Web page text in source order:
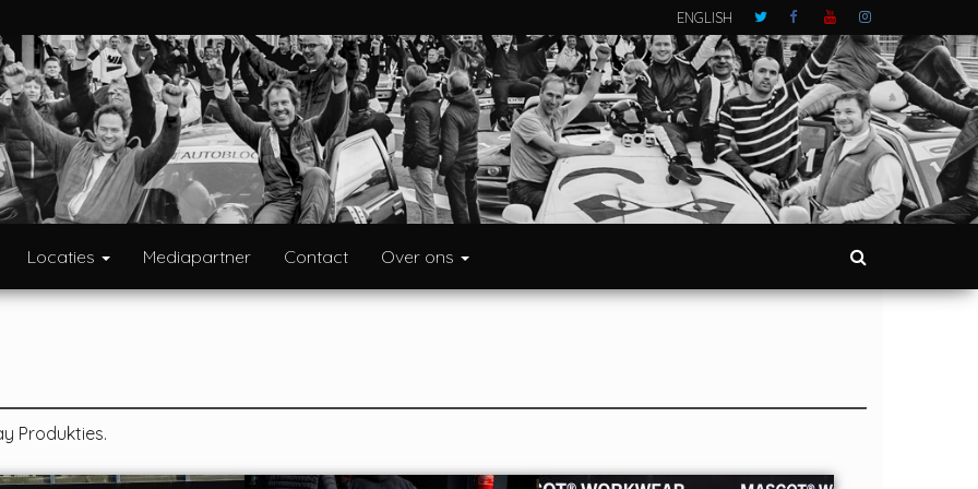
ENGLISH
Locaties Mediapartner Contact Over ons
Produkties.